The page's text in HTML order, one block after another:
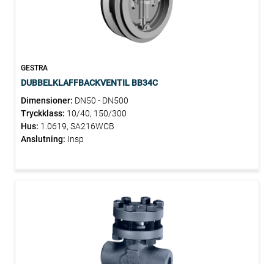
GESTRA
DUBBELKLAFFBACKVENTIL BB34C
Dimensioner: DN50 - DN500
Tryckklass: 10/40, 150/300
Hus: 1.0619, SA216WCB
Anslutning: Insp